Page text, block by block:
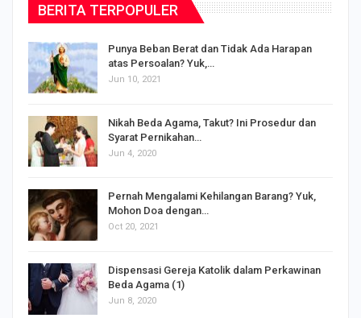
BERITA TERPOPULER
Punya Beban Berat dan Tidak Ada Harapan
atas Persoalan? Yuk,…
Jun 10, 2021
Nikah Beda Agama, Takut? Ini Prosedur dan
Syarat Pernikahan…
Jun 4, 2020
Pernah Mengalami Kehilangan Barang? Yuk,
Mohon Doa dengan…
Oct 20, 2021
Dispensasi Gereja Katolik dalam Perkawinan
Beda Agama (1)
Jun 8, 2020